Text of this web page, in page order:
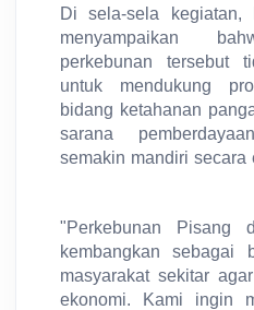
Di sela-sela kegiatan,
menyampaikan
perkebunan tersebut
untuk mendukung
bidang ketahanan
sarana
semakin mandiri secara
"Perkebunan Pisang
kembangkan sebagai
masyarakat sekitar
ekonomi. Kami ingin